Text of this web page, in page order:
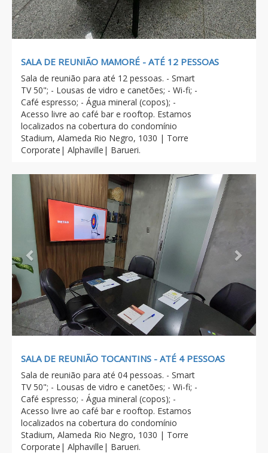
SALA DE REUNIÃO MAMORÉ - ATÉ 12 PESSOAS
Sala de reunião para até 12 pessoas. - Smart
TV 50"; - Lousas de vidro e canetões; - Wi-fi; -
Café espresso; - Água mineral (copos); -
Acesso livre ao café bar e rooftop. Estamos
localizados na cobertura do condomínio
Stadium, Alameda Rio Negro, 1030 | Torre
Corporate| Alphaville| Barueri.
Previous
SALA DE REUNIÃO TOCANTINS - ATÉ 4 PESSOAS
Sala de reunião para até 04 pessoas. - Smart
TV 50"; - Lousas de vidro e canetões; - Wi-fi; -
Café espresso; - Água mineral (copos); -
Acesso livre ao café bar e rooftop. Estamos
localizados na cobertura do condomínio
Stadium, Alameda Rio Negro, 1030 | Torre
Corporate| Alphaville| Barueri.